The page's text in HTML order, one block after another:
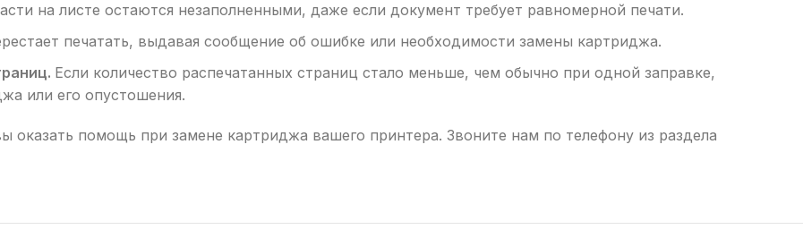
на листе остаются незаполненными, даже если документ требует равномерной печати.
печатать, выдавая сообщение об ошибке или необходимости замены картриджа.
Если количество распечатанных страниц стало меньше, чем обычно при одной заправке,
или его опустошения.
оказать помощь при замене картриджа вашего принтера. Звоните нам по телефону из раздела